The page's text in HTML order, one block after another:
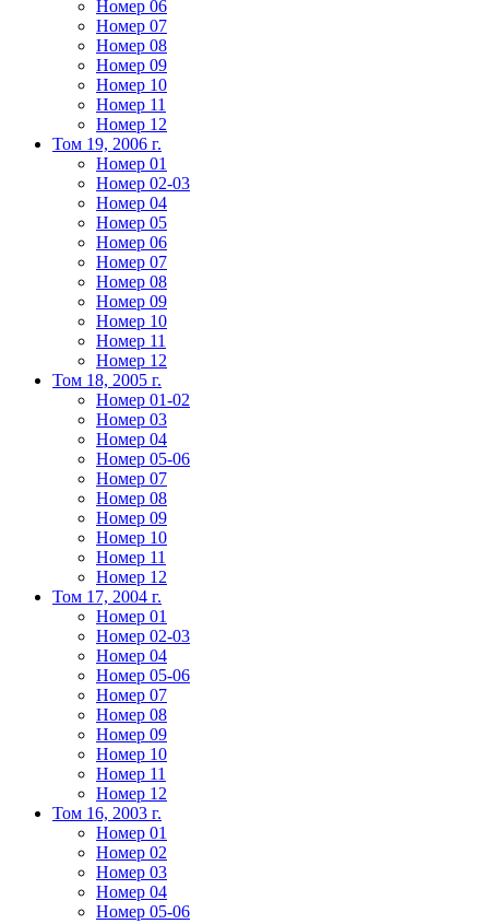
Номер 06
Номер 07
Номер 08
Номер 09
Номер 10
Номер 11
Номер 12
Том 19, 2006 г.
Номер 01
Номер 02-03
Номер 04
Номер 05
Номер 06
Номер 07
Номер 08
Номер 09
Номер 10
Номер 11
Номер 12
Том 18, 2005 г.
Номер 01-02
Номер 03
Номер 04
Номер 05-06
Номер 07
Номер 08
Номер 09
Номер 10
Номер 11
Номер 12
Том 17, 2004 г.
Номер 01
Номер 02-03
Номер 04
Номер 05-06
Номер 07
Номер 08
Номер 09
Номер 10
Номер 11
Номер 12
Том 16, 2003 г.
Номер 01
Номер 02
Номер 03
Номер 04
Номер 05-06